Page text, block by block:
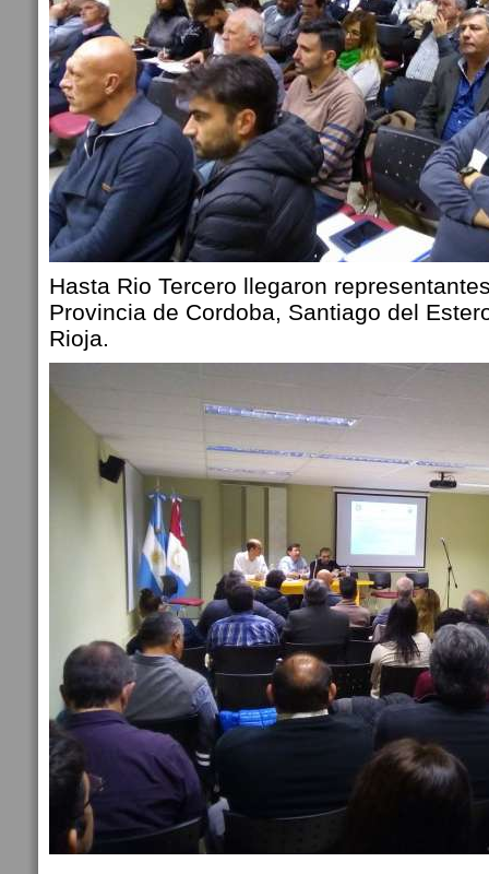
Hasta Rio Tercero llegaron
Provincia de Cordoba, Santiago del
Rioja.